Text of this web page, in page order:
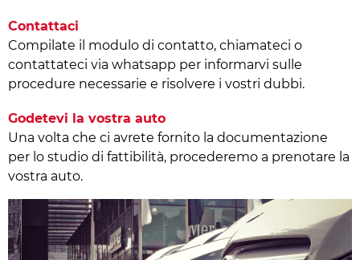
Contattaci
Compilate il modulo di contatto, chiamateci o
contattateci via whatsapp per informarvi sulle
procedure necessarie e risolvere i vostri dubbi.
Godetevi la vostra auto
Una volta che ci avrete fornito la documentazione
per lo studio di fattibilità, procederemo a prenotare la
vostra auto.